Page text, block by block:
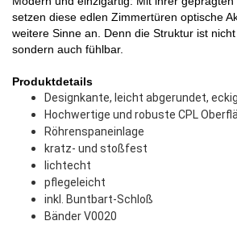
setzen diese edlen Zimmertüren optische
weitere Sinne an. Denn die Struktur ist nicht
sondern auch fühlbar.
Produktdetails
Designkante, leicht abgerundet,
Hochwertige und robuste CPL
Röhrenspaneinlage
kratz- und stoßfest
lichtecht
pflegeleicht
inkl. Buntbart-Schloß
Bänder V0020